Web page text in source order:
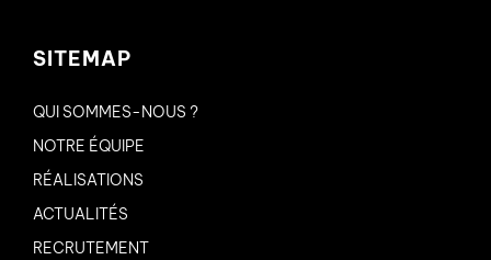
SITEMAP
QUI SOMMES-NOUS ?
NOTRE ÉQUIPE
RÉALISATIONS
ACTUALITÉS
RECRUTEMENT